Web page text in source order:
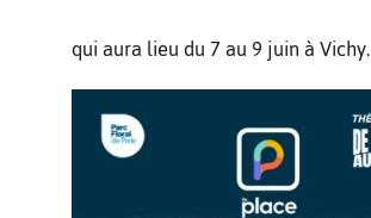
qui aura lieu du 7 au 9 juin à Vichy.